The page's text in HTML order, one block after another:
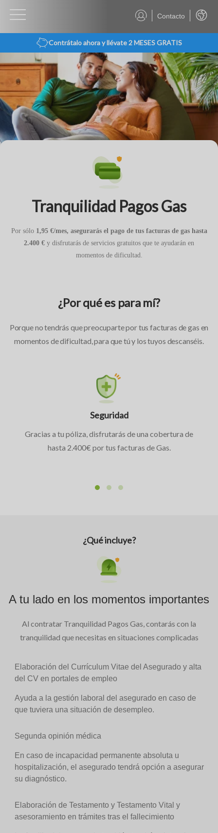
Contacto
Contrátalo ahora y llévate 2 MESES GRATIS
Tranquilidad Pagos Gas
Por sólo 1,95 €/mes, asegurarás el pago de tus facturas de gas hasta
2.400 € y disfrutarás de servicios gratuitos que te ayudarán en
momentos de dificultad.
¿Por qué es para mí?
Porque no tendrás que preocuparte por tus facturas de gas en
momentos de dificultad, para que tú y los tuyos descanséis.
Seguridad
Gracias a tu póliza, disfrutarás de una cobertura de
hasta 2.400€ por tus facturas de Gas.
¿Qué incluye?
A tu lado en los momentos importantes
Al contratar Tranquilidad Pagos Gas, contarás con la
tranquilidad que necesitas en situaciones complicadas
Elaboración del Currículum Vitae del Asegurado y alta
del CV en portales de empleo
Ayuda a la gestión laboral del asegurado en caso de
que tuviera una situación de desempleo.
Segunda opinión médica
En caso de incapacidad permanente absoluta u
hospitalización, el asegurado tendrá opción a asegurar
su diagnóstico.
Elaboración de Testamento y Testamento Vital y
asesoramiento en trámites tras el fallecimiento